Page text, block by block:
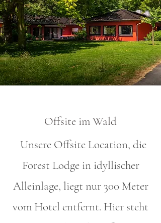
Offsite im Wald
Unsere Offsite Location, die
Forest Lodge in idyllischer
Alleinlage, liegt nur 300 Meter
vom Hotel entfernt. Hier steht